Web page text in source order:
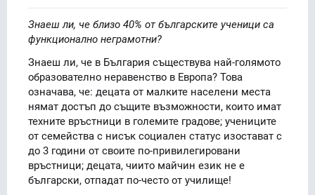
Знаеш ли, че близо 40% от българските ученици са
функционално неграмотни?
Знаеш ли, че в България съществува най-голямото
образователно неравенство в Европа? Това
означава, че: децата от малките населени места
нямат достъп до същите възможности, които имат
техните връстници в големите градове; учениците
от семейства с нисък социален статус изостават с
до 3 години от своите по-привилегировани
връстници; децата, чиито майчин език не е
български, отпадат по-често от училище!